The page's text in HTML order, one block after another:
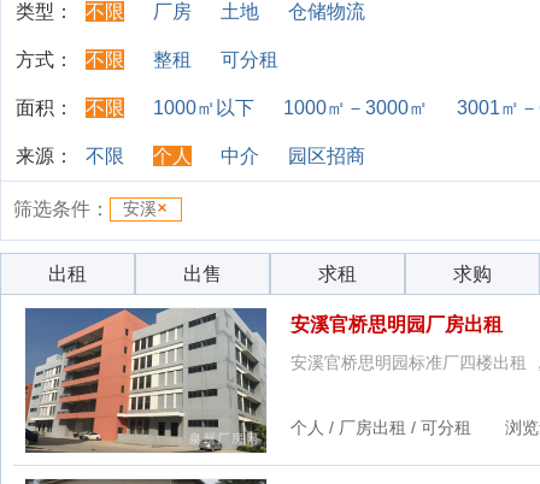
类型：
不限 厂房 土地 仓储物流
方式： 不限 整租 可分租
面积： 不限 1000㎡以下 1000㎡－3000㎡ 3001㎡
来源： 不限 个人 中介 园区招商
筛选条件： 安溪
出租 出售 求租 求购
安溪官桥思明园厂房出租
安溪官桥思明园标准厂四楼出租
个人 / 厂房出租 / 可分租 浏